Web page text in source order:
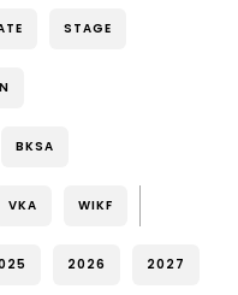
STAGE
BKSA
VKA WIKF
2026 2027